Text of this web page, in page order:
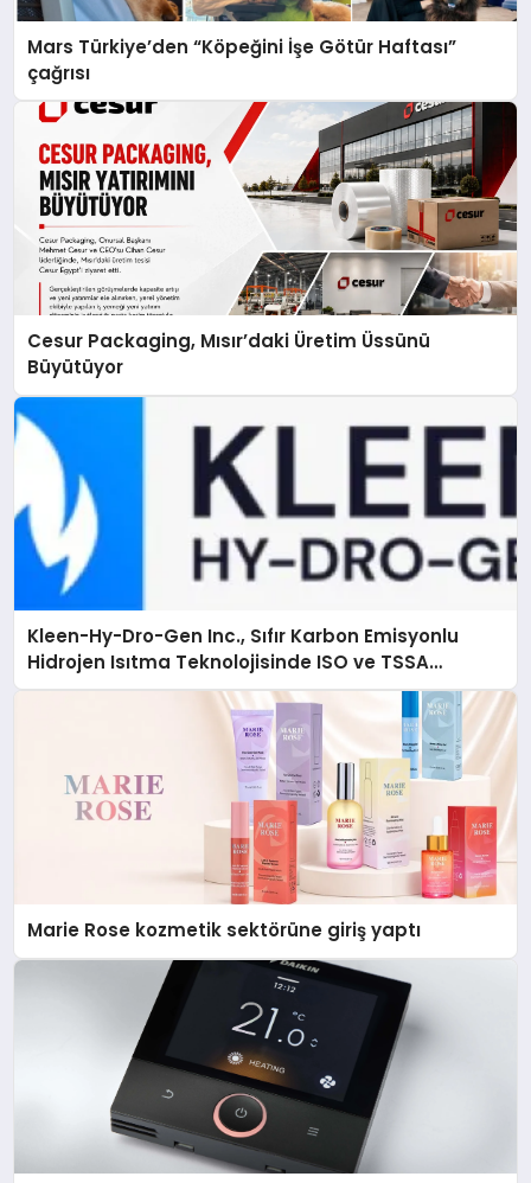
Mars Türkiye’den “Köpeğini İşe Götür Haftası”
çağrısı
Cesur Packaging, Mısır’daki Üretim Üssünü
Büyütüyor
Kleen-Hy-Dro-Gen Inc., Sıfır Karbon Emisyonlu
Hidrojen Isıtma Teknolojisinde ISO ve TSSA
Düzenleyici Onaylarını Aldı
Marie Rose kozmetik sektörüne giriş yaptı